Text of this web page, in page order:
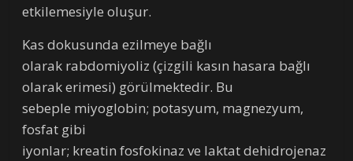
etkilemesiyle oluşur.
Kas dokusunda ezilmeye bağlı
olarak rabdomiyoliz (çizgili kasın hasara bağlı
olarak erimesi) görülmektedir. Bu
sebeple miyoglobin; potasyum, magnezyum,
fosfat gibi
iyonlar; kreatin fosfokinaz ve laktat dehidrojenaz